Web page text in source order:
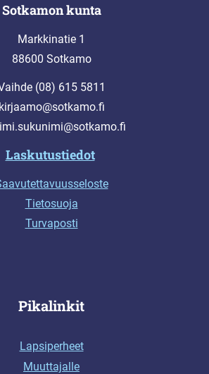
Sotkamon kunta
Markkinatie 1
88600 Sotkamo
(08) 615 5811
kirjaamo@sotkamo.fi
Laskutustiedot
Tietosuoja
Turvaposti
Pikalinkit
Lapsiperheet
Muuttajalle